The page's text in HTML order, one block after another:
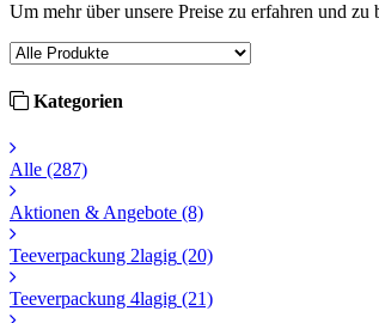
Um mehr über unsere Preise zu erfahren und
Kategorien
Alle (287)
Aktionen & Angebote (8)
Teeverpackung 2lagig (20)
Teeverpackung 4lagig (21)